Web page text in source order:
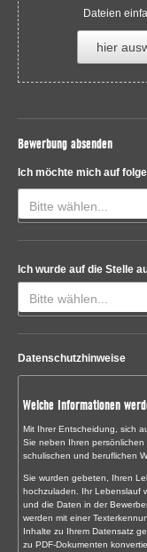
Dateien
hier
Bewerbung absenden
Ich möchte mich auf
Bitte wählen...
Ich wurde auf die Stelle
Bitte wählen...
Datenschutzhinweise
Welche Informationen
Mit Ihrer Entscheidung, sich
Sie neben Ihren
schulischen und beruflichen
Sie wurden gebeten, Ihren
hochzuladen. Ihr Lebenslauf
und die Daten in der
werden mit einer
Inhalte zu Ihrem Datensatz
zu PDF-Dokumenten